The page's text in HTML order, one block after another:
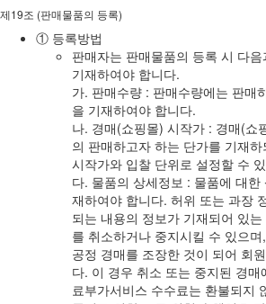
제19조 (판매물품의 등록)
① 등록방법
판매자는 판매물품의 등록 시 다
기재하여야 합니다.
가. 판매수량 : 판매수량에는 판매
을 기재하여야 합니다.
나. 경매(쇼핑몰) 시작가 : 경매(쇼
의 판매하고자 하는 단가를 기재
시작가와 입찰 단위로 설정할 수
다. 물품의 상세정보 : 물품에 대한
재하여야 합니다. 허위 또는 과장
되는 내용의 정보가 기재되어 있
를 취소하거나 중지시킬 수 있으
공정 경매를 조장한 것이 되어 회
다. 이 경우 취소 또는 중지된 경
료부가서비스 수수료는 환불되지